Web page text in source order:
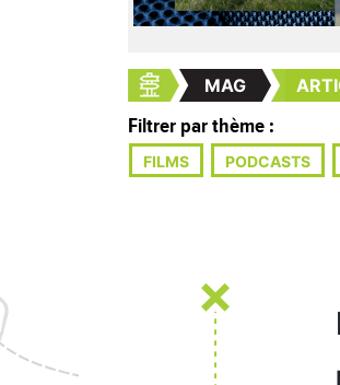
MAG
Filtrer par thème :
FILMS PODCASTS